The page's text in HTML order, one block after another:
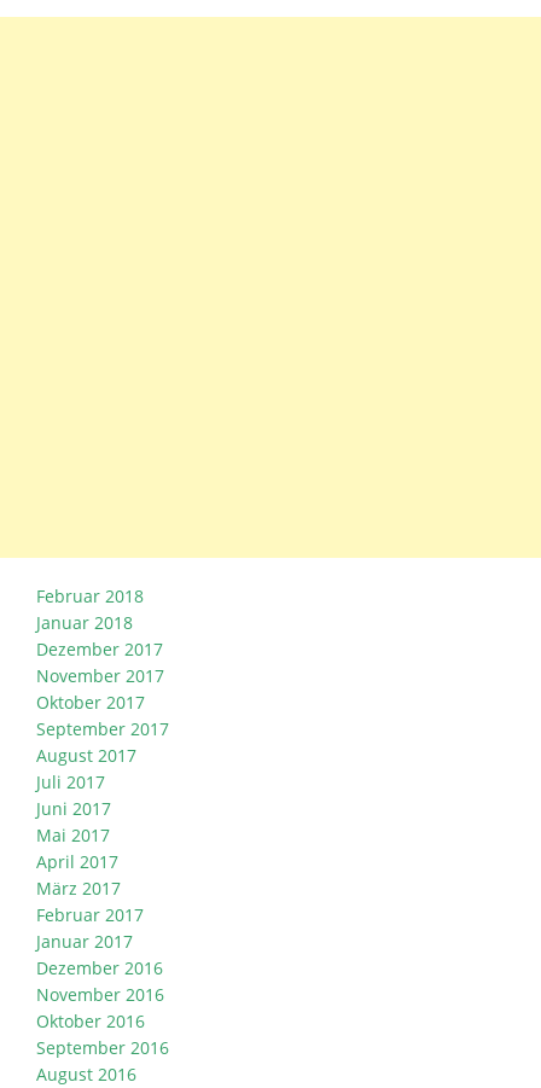
Februar 2018
Januar 2018
Dezember 2017
November 2017
Oktober 2017
September 2017
August 2017
Juli 2017
Juni 2017
Mai 2017
April 2017
März 2017
Februar 2017
Januar 2017
Dezember 2016
November 2016
Oktober 2016
September 2016
August 2016